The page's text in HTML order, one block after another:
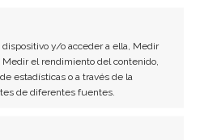
y/o acceder a ella, Medir
el rendimiento del contenido,
estadísticas o a través de la
de diferentes fuentes.
en tecnología y
con más de 8 años de
en inteligencia artificial,